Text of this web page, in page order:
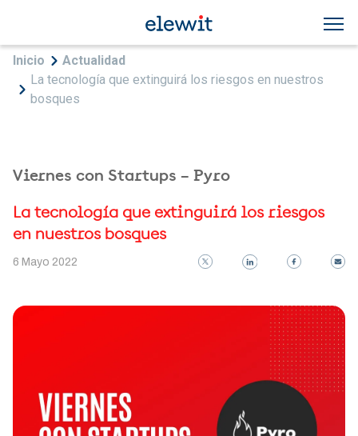
Sobrescribir enlaces de ayuda a la
Inicio
Actualidad
La tecnología que extinguirá los riesgos en nuestros
bosques
Viernes con Startups – Pyro
La tecnología que extinguirá los riesgos
en nuestros bosques
6 Mayo 2022